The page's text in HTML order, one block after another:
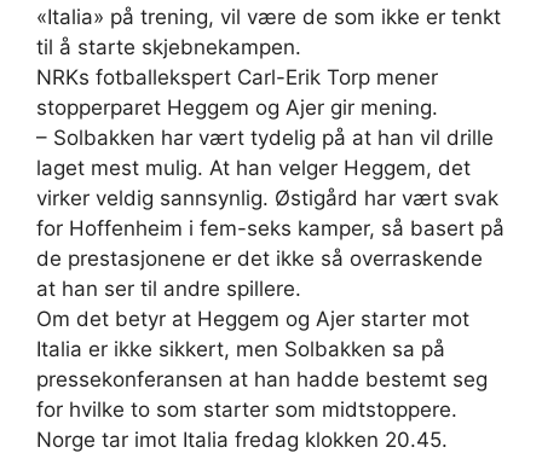
«Italia» på trening, vil være de som ikke er tenkt
til å starte skjebnekampen.
NRKs fotballekspert Carl-Erik Torp mener
stopperparet Heggem og Ajer gir mening.
– Solbakken har vært tydelig på at han vil drille
laget mest mulig. At han velger Heggem, det
virker veldig sannsynlig. Østigård har vært svak
for Hoffenheim i fem-seks kamper, så basert på
de prestasjonene er det ikke så overraskende
at han ser til andre spillere.
Om det betyr at Heggem og Ajer starter mot
Italia er ikke sikkert, men Solbakken sa på
pressekonferansen at han hadde bestemt seg
for hvilke to som starter som midtstoppere.
Norge tar imot Italia fredag klokken 20.45.